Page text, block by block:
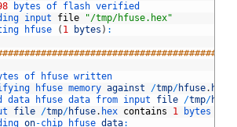
bytes of flash verified
input file
"/tmp/hfuse.hex"
hfuse ( 1 bytes ) :
of hfuse written
hfuse memory against /tmp/hfuse. hex
data hfuse data from input file /tmp/
file /tmp/hfuse. hex contains 1
bytes
on-chip hfuse data: